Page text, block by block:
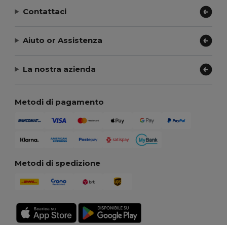
Contattaci
Aiuto or Assistenza
La nostra azienda
Metodi di pagamento
Metodi di spedizione